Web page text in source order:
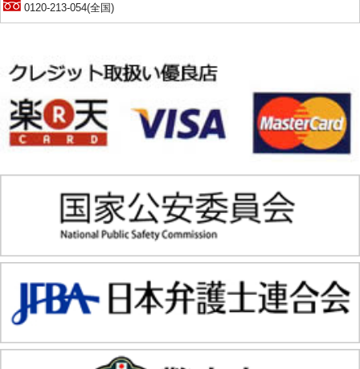
0120-213-054(全国)